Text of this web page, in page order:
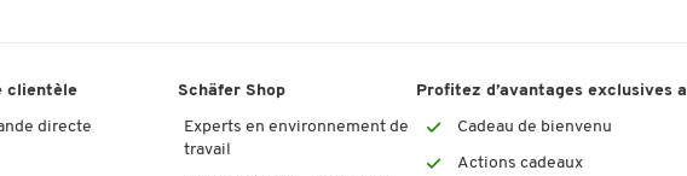
décor hêtre | gris clair
de particules bois
noir | décor hêtre décor hêtre | blanc | gris clair
clientèle
directe
Schäfer Shop
Experts en environnement de
travail
Profitez d’avantages exclusives
Cadeau de bienvenu
Actions cadeaux